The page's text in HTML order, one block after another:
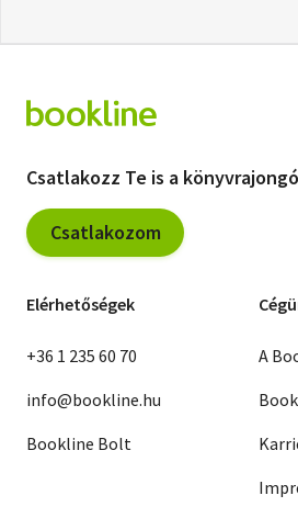
Csatlakozz Te is a
Csatlakozom
Elérhetőségek
+36 1 235 60 70
info@bookline.hu
Bookline Bolt
A